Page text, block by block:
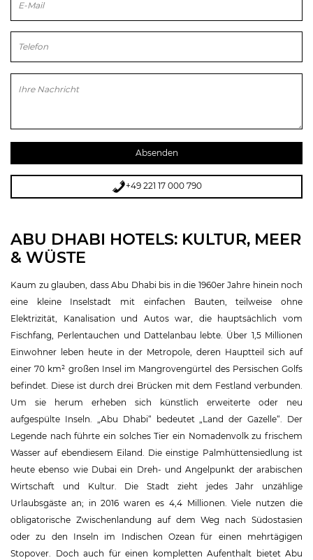
Bitte lasse dieses Feld leer.
+49 221 17 000 790
ABU DHABI HOTELS: KULTUR, MEER
& WÜSTE
Kaum zu glauben, dass Abu Dhabi bis in die 1960er Jahre hinein noch
eine kleine Inselstadt mit einfachen Bauten, teilweise ohne
Elektrizität, Kanalisation und Autos war, die hauptsächlich vom
Fischfang, Perlentauchen und Dattelanbau lebte. Über 1,5 Millionen
Einwohner leben heute in der Metropole, deren Hauptteil sich auf
einer 70 km² großen Insel im Mangrovengürtel des Persischen Golfs
befindet. Diese ist durch drei Brücken mit dem Festland verbunden.
Um sie herum erheben sich künstlich erweiterte oder neu
aufgespülte Inseln. „Abu Dhabi“ bedeutet „Land der Gazelle“. Der
Legende nach führte ein solches Tier ein Nomadenvolk zu frischem
Wasser auf ebendiesem Eiland. Die einstige Palmhüttensiedlung ist
heute ebenso wie Dubai ein Dreh- und Angelpunkt der arabischen
Wirtschaft und Kultur. Die Stadt zieht jedes Jahr unzählige
Urlaubsgäste an; in 2016 waren es 4,4 Millionen. Viele nutzen die
obligatorische Zwischenlandung auf dem Weg nach Südostasien
oder zu den Inseln im Indischen Ozean für einen mehrtägigen
Stopover. Doch auch für einen kompletten Aufenthalt bietet Abu